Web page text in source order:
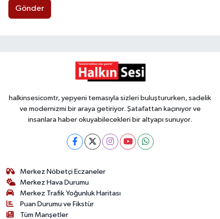
Gönder
halkinsesicomtr, yepyeni temasıyla sizleri buluştururken, sadelik
ve modernizmi bir araya getiriyor. Şatafattan kaçınıyor ve
insanlara haber okuyabilecekleri bir altyapı sunuyor.
Merkez Nöbetçi Eczaneler
Merkez Hava Durumu
Merkez Trafik Yoğunluk Haritası
Puan Durumu ve Fikstür
Tüm Manşetler